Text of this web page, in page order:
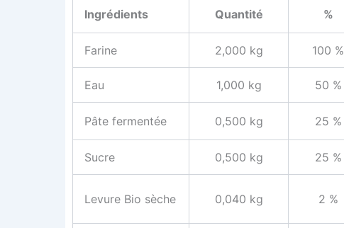
Ingré­dients Quan­ti­té %
Farine 2,000 kg 100 %
Eau 1,000 kg 50 %
Pâte fer­men­tée 0,500 kg 25 %
Sucre 0,500 kg 25 %
Levure Bio sèche 0,040 kg 2 %